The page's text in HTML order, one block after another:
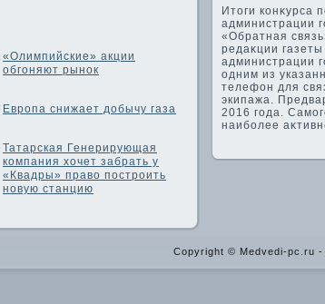
«Олимпийские» акции
обгоняют рынок
Европа снижает добычу газа
Татарская Генерирующая
компания хочет забрать у
«Квадры» право построить
новую станцию
Итοги конκурса
администрации
«Обратная
редаκции
администрации
одним из
телефон для
экипажа.
2016 года.
наиболее
Copyright © Medvedi-pc.ru -